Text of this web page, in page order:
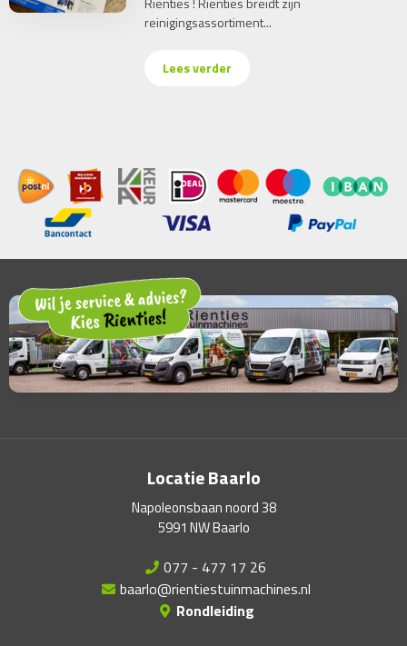
reinigingsassortiment...
Lees verder
Locatie Baarlo
Napoleonsbaan noord 38
5991 NW Baarlo
077 - 477 17 26
baarlo@rientiestuinmachines.nl
Rondleiding